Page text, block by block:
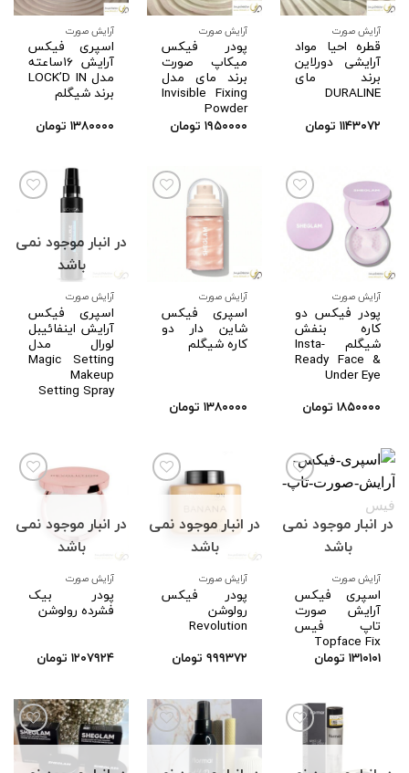
علاقه
مندی
آرایش صورت
قطره احیا مواد
آرایشی دورلاین
برند مای
DURALINE
۱۱۴۳۰۷۲ تومان
علاقه
مندی
آرایش صورت
پودر فیکس
میکاپ صورت
برند مای مدل
Invisible Fixing
Powder
۱۹۵۰۰۰۰ تومان
علاقه
مندی
آرایش صورت
اسپری فیکس
آرایش ۱۶ساعته
مدل LOCK’D IN
برند شیگلم
۱۳۸۰۰۰۰ تومان
افزودن
به
آرایش صورت
پودر فیکس دو
کاره بنفش
شیگلم Insta-
Ready Face &
Under Eye
۱۸۵۰۰۰۰ تومان
آرایش صورت
اسپری فیکس
شاین دار دو
کاره شیگلم
۱۳۸۰۰۰۰ تومان
افزودن
در انبار موجود نمی
باشد
آرایش صورت
اسپری فیکس
آرایش اینفائیبل
لورال مدل
Magic Setting
Makeup
Setting Spray
افزودن
در انبار موجود نمی
باشد
آرایش صورت
اسپری فیکس
آرایش صورت
تاپ فیس
Topface Fix
۱۳۱۰۱۰۱ تومان
افزودن
در انبار موجود نمی
باشد
آرایش صورت
پودر فیکس
رولوشن
Revolution
۹۹۹۳۷۲ تومان
افزودن
در انبار موجود نمی
باشد
آرایش صورت
پودر بیک
فشرده رولوشن
۱۲۰۷۹۲۴ تومان